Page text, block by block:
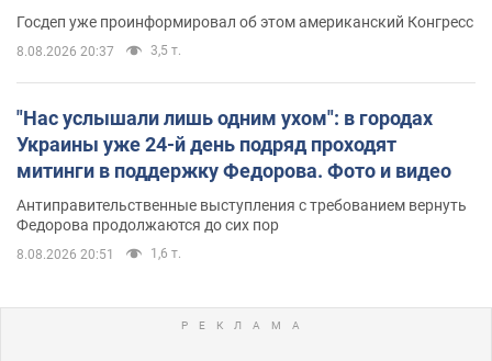
Госдеп уже проинформировал об этом американский Конгресс
8.08.2026 20:37 3,5 т.
"Нас услышали лишь одним ухом": в городах
Украины уже 24-й день подряд проходят
митинги в поддержку Федорова. Фото и видео
Антиправительственные выступления с требованием вернуть
Федорова продолжаются до сих пор
8.08.2026 20:51 1,6 т.